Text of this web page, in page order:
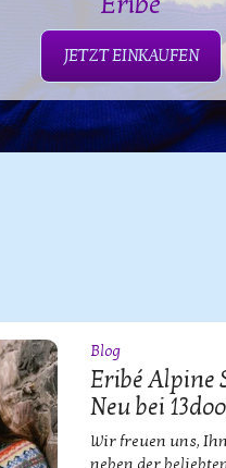
JETZT EINKAUFEN
Blog
Eribé Alpine
Neu bei
Wir freuen uns,
neben der